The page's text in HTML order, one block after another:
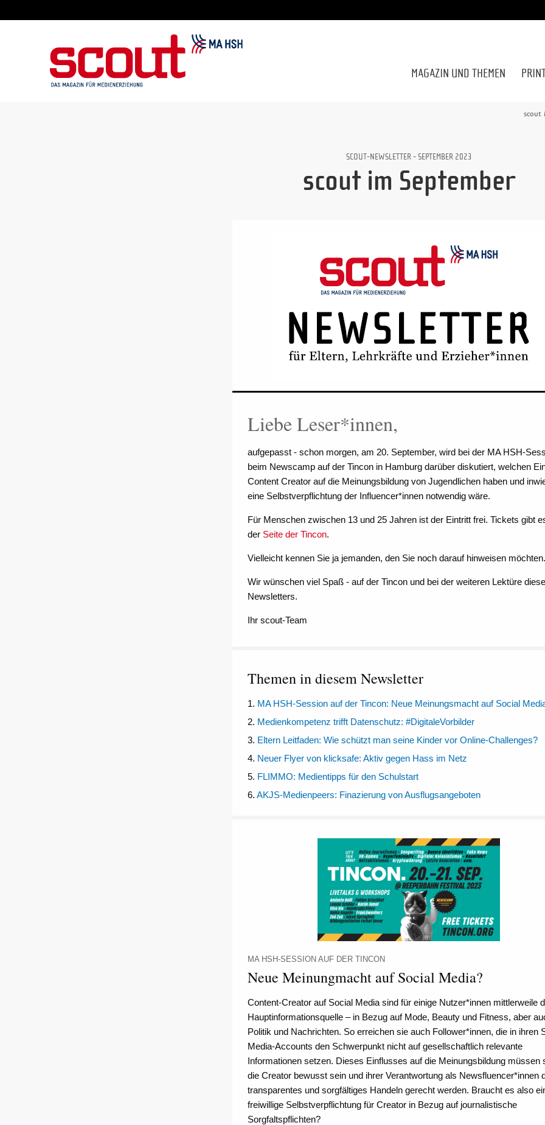
MAGAZIN UND THEMEN
scout
SCOUT-NEWSLETTER - SEPTEMBER 2023
scout im September
Liebe Leser*innen,
aufgepasst - schon morgen, am 20. September, wird bei der MA HSH-
beim Newscamp auf der Tincon in Hamburg darüber diskutiert, welchen
Content Creator auf die Meinungsbildung von Jugendlichen haben und
eine Selbstverpflichtung der Influencer*innen notwendig wäre.
Für Menschen zwischen 13 und 25 Jahren ist der Eintritt frei. Tickets gibt
der Seite der Tincon.
Vielleicht kennen Sie ja jemanden, den Sie noch darauf hinweisen möchten.
Wir wünschen viel Spaß - auf der Tincon und bei der weiteren Lektüre
Newsletters.
Ihr scout-Team
Themen in diesem Newsletter
1. MA HSH-Session auf der Tincon: Neue Meinungsmacht auf Social
2. Medienkompetenz trifft Datenschutz: #DigitaleVorbilder
3. Eltern Leitfaden: Wie schützt man seine Kinder vor Online-Challenges?
4. Neuer Flyer von klicksafe: Aktiv gegen Hass im Netz
5. FLIMMO: Medientipps für den Schulstart
6. AKJS-Medienpeers: Finazierung von Ausflugsangeboten
MA HSH-SESSION AUF DER TINCON
Neue Meinungmacht auf Social Media?
Content-Creator auf Social Media sind für einige Nutzer*innen mittlerweile
Hauptinformationsquelle – in Bezug auf Mode, Beauty und Fitness, aber
Politik und Nachrichten. So erreichen sie auch Follower*innen, die in ihren
Media-Accounts den Schwerpunkt nicht auf gesellschaftlich relevante
Informationen setzen. Dieses Einflusses auf die Meinungsbildung müssen
die Creator bewusst sein und ihrer Verantwortung als Newsfluencer*innen
transparentes und sorgfältiges Handeln gerecht werden. Braucht es also
freiwillige Selbstverpflichtung für Creator in Bezug auf journalistische
Sorgfaltspflichten?